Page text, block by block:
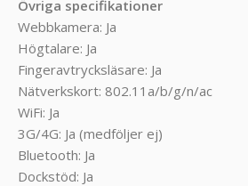
Övriga specifikationer
Webbkamera: Ja
Högtalare: Ja
Fingeravtrycksläsare: Ja
Nätverkskort: 802.11a/b/g/n/ac
WiFi: Ja
3G/4G: Ja (medföljer ej)
Bluetooth: Ja
Dockstöd: Ja